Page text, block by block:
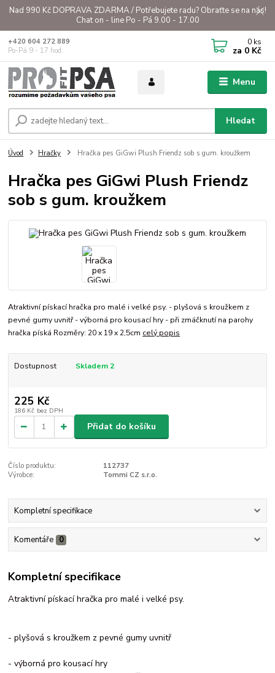
Nad 990 Kč DOPRAVA ZDARMA / Potřebujete radu? Obraťte se na nás!
Chat on - line Po - Pá 9.00 - 17.00
Menu
Hledat
+420 604 272 889
Po-Pá 9 - 17 hod.
0 ks
za 0 Kč
Úvod Hračky Hračka pes GiGwi Plush Friendz sob s gum. kroužkem
Hračka pes GiGwi Plush Friendz
sob s gum. kroužkem
Atraktivní pískací hračka pro malé i velké psy. - plyšová s kroužkem z
pevné gumy uvnitř - výborná pro kousací hry - při zmáčknutí na parohy
hračka píská Rozměry: 20 x 19 x 2,5cm celý popis
Dostupnost Skladem 2
225 Kč
186 Kč bez DPH
Přidat do košíku
Číslo produktu:
112737
Výrobce:
Tommi CZ s.r.o.
Kompletní specifikace
Komentáře 0
Kompletní specifikace
Atraktivní pískací hračka pro malé i velké psy.
- plyšová s kroužkem z pevné gumy uvnitř
- výborná pro kousací hry